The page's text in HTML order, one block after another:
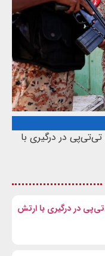
در خیبرپختونخوا؛ ۱۰ عضو تی‌تی‌پی در درگیری با
۱۰ عضو تی‌تی‌پی در درگیری با ارتش